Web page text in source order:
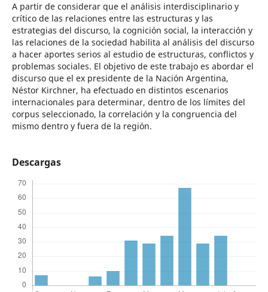
A partir de considerar que el análisis interdisciplinario y
crítico de las relaciones entre las estructuras y las
estrategias del discurso, la cognición social, la interacción y
las relaciones de la sociedad habilita al análisis del discurso
a hacer aportes serios al estudio de estructuras, conflictos y
problemas sociales. El objetivo de este trabajo es abordar el
discurso que el ex presidente de la Nación Argentina,
Néstor Kirchner, ha efectuado en distintos escenarios
internacionales para determinar, dentro de los límites del
corpus seleccionado, la correlación y la congruencia del
mismo dentro y fuera de la región.
Descargas